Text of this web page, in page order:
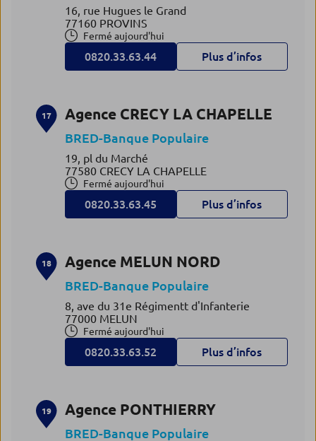
16, rue Hugues le Grand
77160 PROVINS
Fermé aujourd'hui
0820.33.63.44 Plus d’infos
17 Agence CRECY LA CHAPELLE
BRED-Banque Populaire
19, pl du Marché
77580 CRECY LA CHAPELLE
Fermé aujourd'hui
0820.33.63.45 Plus d’infos
18 Agence MELUN NORD
BRED-Banque Populaire
8, ave du 31e Régimentt d'Infanterie
77000 MELUN
Fermé aujourd'hui
0820.33.63.52 Plus d’infos
19 Agence PONTHIERRY
BRED-Banque Populaire